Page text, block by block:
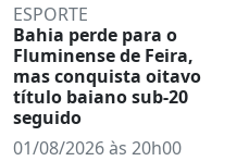
ESPORTE
Bahia perde para o
Fluminense de Feira,
mas conquista oitavo
título baiano sub-20
seguido
01/08/2026 às 20h00